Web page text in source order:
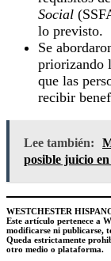
Social
lo previsto.
Se
priorizando
que las
recibir
Lee también:
posible juicio en
WESTCHESTER
Este artículo pertenece a
modificarse ni publicarse,
Queda estrictamente
otro medio o plataforma.